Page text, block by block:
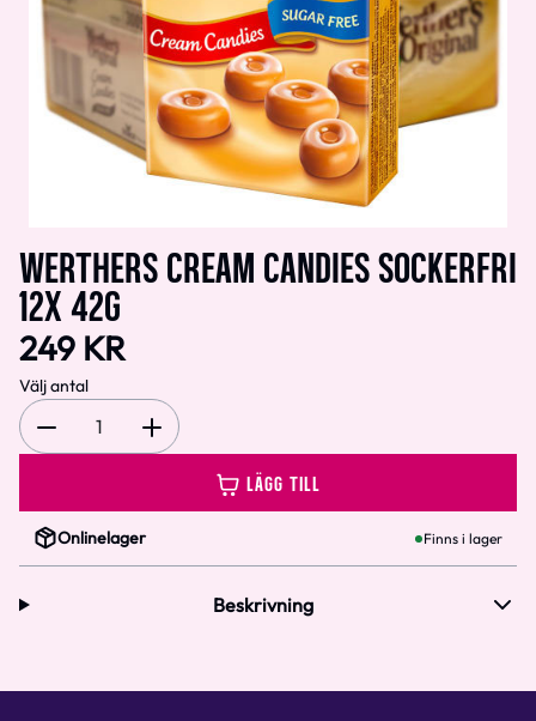
WERTHERS CREAM CANDIES SOCKERFRI
12X 42G
249 KR
Välj antal
1
LÄGG TILL
Onlinelager Finns i lager
Beskrivning